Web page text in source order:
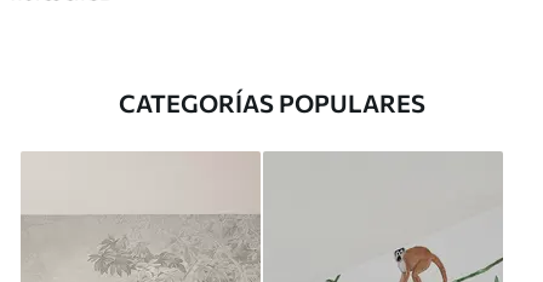
CATEGORÍAS POPULARES